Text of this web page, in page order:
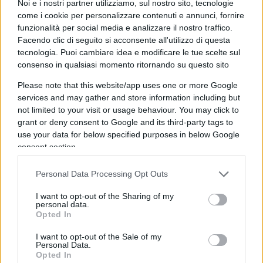
Noi e i nostri partner utilizziamo, sul nostro sito, tecnologie
come i cookie per personalizzare contenuti e annunci, fornire
funzionalità per social media e analizzare il nostro traffico.
Facendo clic di seguito si acconsente all'utilizzo di questa
tecnologia. Puoi cambiare idea e modificare le tue scelte sul
consenso in qualsiasi momento ritornando su questo sito
Please note that this website/app uses one or more Google
services and may gather and store information including but
not limited to your visit or usage behaviour. You may click to
grant or deny consent to Google and its third-party tags to
use your data for below specified purposes in below Google
consent section.
Personal Data Processing Opt Outs
I want to opt-out of the Sharing of my
personal data.
Opted In
I want to opt-out of the Sale of my
Personal Data.
Opted In
vengano formalmente classificati come unità
collabenti.
La politica non può continuare aignorareche una
parte significativa del nostro patrimonio
immobiliare – spesso costituita da immobili di
scarsissimo o nullo valore economico, situati in
aree ormai spopolate – continua a deteriorarsi e
in casi sempre crescenti addirittura a divenire
fatiscente. Occorre salvare quella che dovrebbe
nazionale. Servono politiche capaci di intervenire
su più fronti, dalle infrastrutture alla rigenerazione
urbana, dalla riqualificazione al rilancio dei